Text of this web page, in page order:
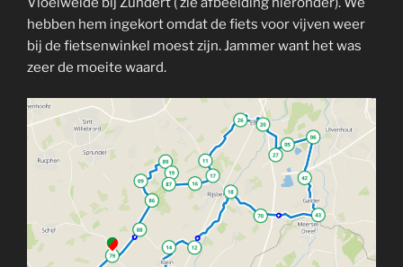
hebben hem ingekort omdat de fiets voor vijven weer
bij de fietsenwinkel moest zijn. Jammer want het was
zeer de moeite waard.